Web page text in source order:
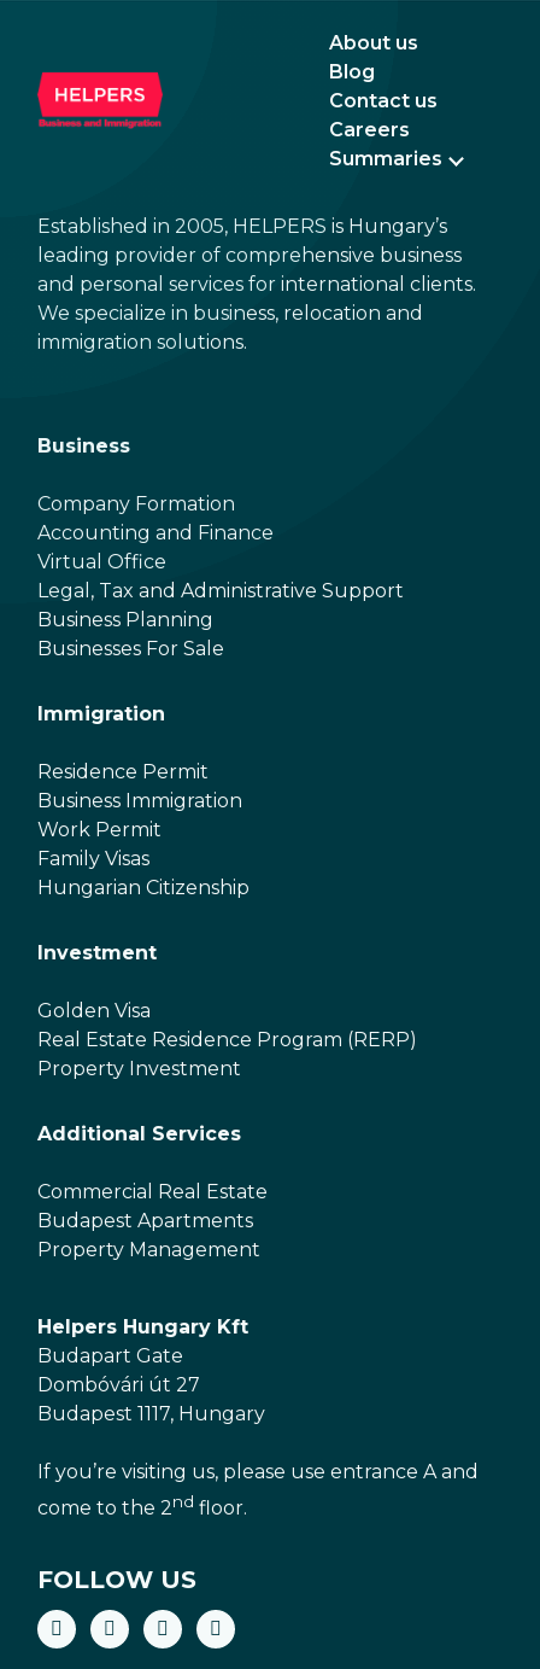
About us
Blog
Contact us
Careers
Summaries
Established in 2005, HELPERS is Hungary’s
leading provider of comprehensive business
and personal services for international clients.
We specialize in business, relocation and
immigration solutions.
Business
Company Formation
Accounting and Finance
Virtual Office
Legal, Tax and Administrative Support
Business Planning
Businesses For Sale
Immigration
Residence Permit
Business Immigration
Work Permit
Family Visas
Hungarian Citizenship
Investment
Golden Visa
Real Estate Residence Program (RERP)
Property Investment
Additional Services
Commercial Real Estate
Budapest Apartments
Property Management
Helpers Hungary Kft
Budapart Gate
Dombóvári út 27
Budapest 1117, Hungary
If you’re visiting us, please use entrance A and
come to the 2nd floor.
FOLLOW US